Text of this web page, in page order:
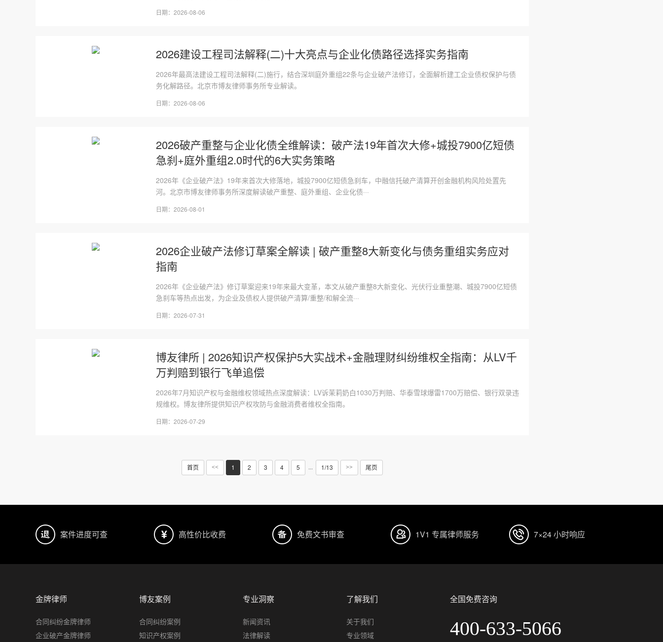
日期：2026-08-06
2026建设工程司法解释(二)十大亮点与企业化债路径选择实务指南
2026年最高法建设工程司法解释(二)施行，结合深圳庭外重组22条与企业破产法修订，全面解析建工企业债权保护与债
务化解路径。北京市博友律师事务所专业解读。
日期：2026-08-06
2026破产重整与企业化债全维解读：破产法19年首次大修+城投7900亿短债
急刹+庭外重组2.0时代的6大实务策略
2026年《企业破产法》19年来首次大修落地，城投7900亿短债急刹车，中融信托破产清算开创金融机构风险处置先
河。北京市博友律师事务所深度解读破产重整、庭外重组、企业化债···
日期：2026-08-01
2026企业破产法修订草案全解读 | 破产重整8大新变化与债务重组实务应对
指南
2026年《企业破产法》修订草案迎来19年来最大变革，本文从破产重整8大新变化、光伏行业重整潮、城投7900亿短债
急刹车等热点出发，为企业及债权人提供破产清算/重整/和解全流···
日期：2026-07-31
博友律所 | 2026知识产权保护5大实战术+金融理财纠纷维权全指南：从LV千
万判赔到银行飞单追偿
2026年7月知识产权与金融维权领域热点深度解读：LV诉茉莉奶白1030万判赔、华泰雪球爆雷1700万赔偿、银行双录违
规维权。博友律所提供知识产权攻防与金融消费者维权全指南。
日期：2026-07-29
首页 << 1 2 3 4 5 ··· 1/13 >> 尾页
案件进度可查 高性价比收费 免费文书审查 1V1 专属律师服务 7×24 小时响应
金牌律师
合同纠纷金牌律师
企业破产金牌律师
博友案例
合同纠纷案例
知识产权案例
专业洞察
新闻资讯
法律解读
了解我们
关于我们
专业领域
全国免费咨询
400-633-5066